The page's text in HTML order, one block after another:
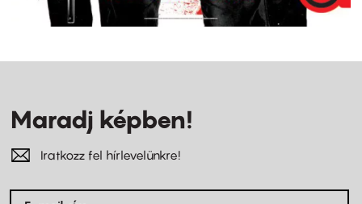
Maradj képben!
Iratkozz fel hírlevelünkre!